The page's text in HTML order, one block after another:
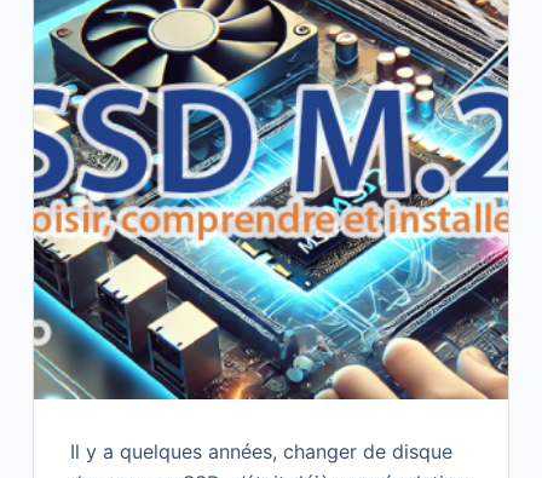
Il y a quelques années, changer de disque